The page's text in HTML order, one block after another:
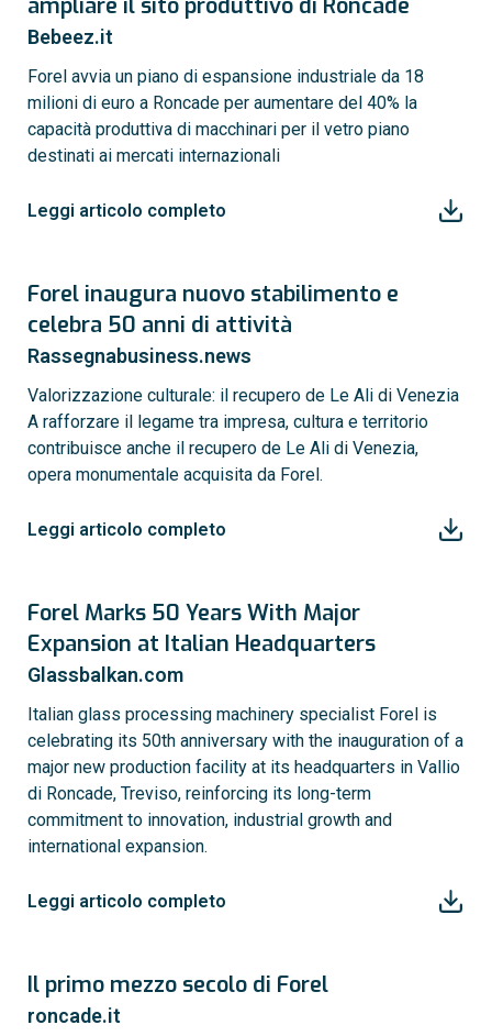
ampliare il sito produttivo di Roncade
Bebeez.it
Forel avvia un piano di espansione industriale da 18
milioni di euro a Roncade per aumentare del 40% la
capacità produttiva di macchinari per il vetro piano
destinati ai mercati internazionali
Leggi articolo completo
Forel inaugura nuovo stabilimento e
celebra 50 anni di attività
Rassegnabusiness.news
Valorizzazione culturale: il recupero de Le Ali di Venezia
A rafforzare il legame tra impresa, cultura e territorio
contribuisce anche il recupero de Le Ali di Venezia,
opera monumentale acquisita da Forel.
Leggi articolo completo
Forel Marks 50 Years With Major
Expansion at Italian Headquarters
Glassbalkan.com
Italian glass processing machinery specialist Forel is
celebrating its 50th anniversary with the inauguration of a
major new production facility at its headquarters in Vallio
di Roncade, Treviso, reinforcing its long-term
commitment to innovation, industrial growth and
international expansion.
Leggi articolo completo
Il primo mezzo secolo di Forel
roncade.it